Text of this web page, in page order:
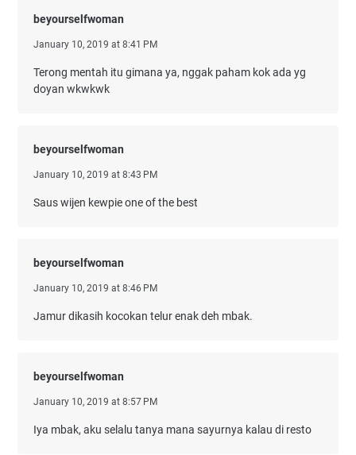
beyourselfwoman
January 10, 2019 at 8:41 PM
Terong mentah itu gimana ya, nggak paham kok ada yg
doyan wkwkwk
beyourselfwoman
January 10, 2019 at 8:43 PM
Saus wijen kewpie one of the best
beyourselfwoman
January 10, 2019 at 8:46 PM
Jamur dikasih kocokan telur enak deh mbak.
beyourselfwoman
January 10, 2019 at 8:57 PM
Iya mbak, aku selalu tanya mana sayurnya kalau di resto